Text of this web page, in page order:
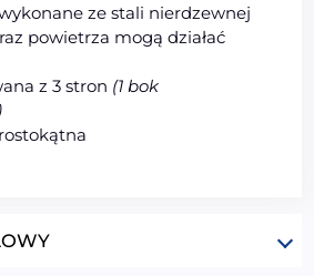
ze stali nierdzewnej
powietrza mogą działać
z 3 stron (1 bok